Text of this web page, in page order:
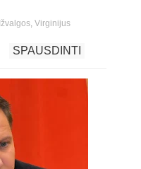
Įžvalgos, Virginijus
SPAUSDINTI